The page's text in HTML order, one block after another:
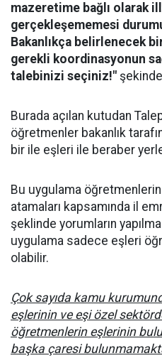
mazeretime bağlı olarak
gerçekleşememesi
Bakanlıkça belirlenecek
gerekli koordinasyonun
talebinizi seçiniz!"
Burada açılan kutudan
öğretmenler bakanlık
bir ile eşleri ile beraber
Bu uygulama
atamaları kapsamında il
şeklinde yorumların
uygulama sadece eşleri
olabilir.
Çok sayıda kamu
eşlerinin ve eşi özel
öğretmenlerin eşlerinin
başka çaresi